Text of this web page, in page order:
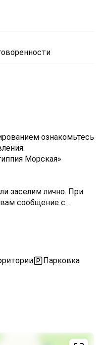
ознакомьтесь
Морская»
заселим лично. При
сообщение с
залог и фото
ранний заезд и
отдельно
за 2 часа до заезда
с 9:00 до 23:00
себе иметь
Парковка